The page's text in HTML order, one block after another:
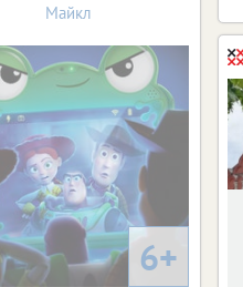
Майкл
6+